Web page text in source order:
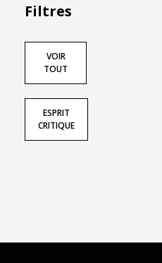
Filtres
VOIR
TOUT
ESPRIT
CRITIQUE